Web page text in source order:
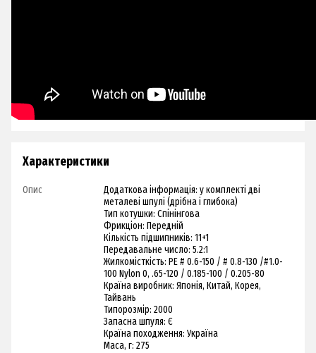
Характеристики
Опис
Додаткова інформація: у комплекті дві
металеві шпулі (дрібна і глибока)
Тип котушки: Спінінгова
Фрикціон: Передній
Кількість підшипників: 11+1
Передавальне число: 5.2:1
Жилкомісткість: PE # 0.6-150 / # 0.8-130 /#1.0-
100 Nylon 0, .65-120 / 0.185-100 / 0.205-80
Країна виробник: Японія, Китай, Корея,
Тайвань
Типорозмір: 2000
Запасна шпуля: Є
Країна походження: Україна
Маса, г: 275